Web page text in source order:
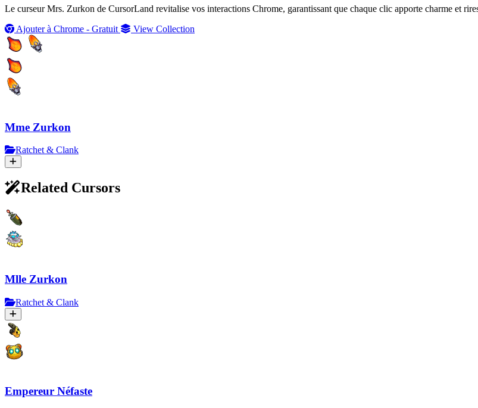
Le curseur Mrs. Zurkon de CursorLand revitalise vos interactions Chrome, garantissant que chaque clic apporte charme et
Ajouter à Chrome - Gratuit
View Collection
Mme Zurkon
Ratchet & Clank
Related Cursors
Mlle Zurkon
Ratchet & Clank
Empereur Néfaste